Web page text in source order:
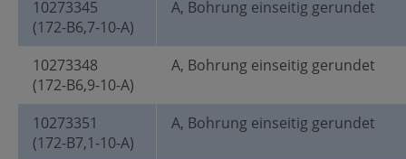
10273345
(172-B6,7-10-A)
A, Bohrung einseitig gerundet
10273348
(172-B6,9-10-A)
A, Bohrung einseitig gerundet
10273351
(172-B7,1-10-A)
A, Bohrung einseitig gerundet